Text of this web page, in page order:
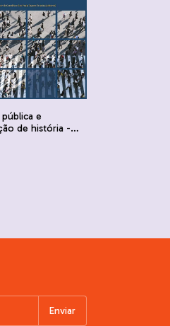
e
de história -